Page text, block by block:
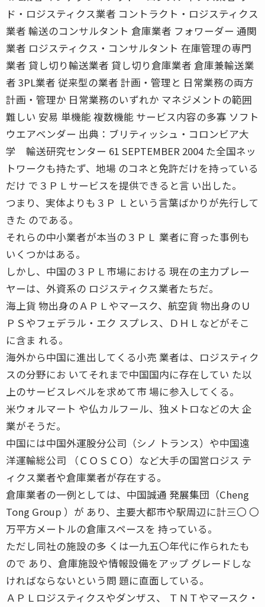
ド・ロジスティクス業者 コントラクト・ロジスティクス
業者 輸送のコンサルタント 倉庫業者 フォワーダー 通関
業者 ロジスティクス・コンサルタント 在庫管理の専門
業者 貸し切り輸送業者 貸し切り倉庫業者 倉庫兼輸送業
者 3PL業者 従来型の業者 計画・管理と 日常業務の両方
計画・管理か 日常業務のいずれか マネジメントの範囲
難しい 安易 単機能 複数機能 サービス内容の多寡 ソフト
ウエアベンダー 出典：ブリティッシュ・コロンビア大
学 輸送研究センター 61 SEPTEMBER 2004 た全国ネッ
トワークも持たず、地場 のコネと免許だけを持っている
だけ で３ＰＬサービスを提供できると言 い出した。
つまり、実体よりも３Ｐ Ｌという言葉ばかりが先行して
きた のである。
それらの中小業者が本当の３ＰＬ 業者に育った事例も
いくつかはある。
しかし、中国の３ＰＬ市場における 現在の主力プレー
ヤーは、外資系の ロジスティクス業者たちだ。
海上貨 物出身のＡＰＬやマースク、航空貨 物出身のＵ
ＰＳやフェデラル・エク スプレス、ＤＨＬなどがそこ
に含ま れる。
海外から中国に進出してくる小売 業者は、ロジスティク
スの分野にお いてそれまで中国国内に存在してい た以
上のサービスレベルを求めて市 場に参入してくる。
米ウォルマート や仏カルフール、独メトロなどの大 企
業がそうだ。
中国には中国外運股分公司（シノ トランス）や中国遠
洋運輸総公司 （ＣＯＳＣＯ）など大手の国営ロジス テ
ィクス業者や倉庫業者が存在する。
倉庫業者の一例としては、中国誠通 発展集団（Cheng
Tong Group ）が あり、主要大都市や駅周辺に計三〇 〇
万平方メートルの倉庫スペースを 持っている。
ただし同社の施設の多 くは一九五〇年代に作られたも
ので あり、倉庫施設や情報設備をアップ グレードしな
ければならないという問 題に直面している。
ＡＰＬロジスティクスやダンザス、 ＴＮＴやマースク・